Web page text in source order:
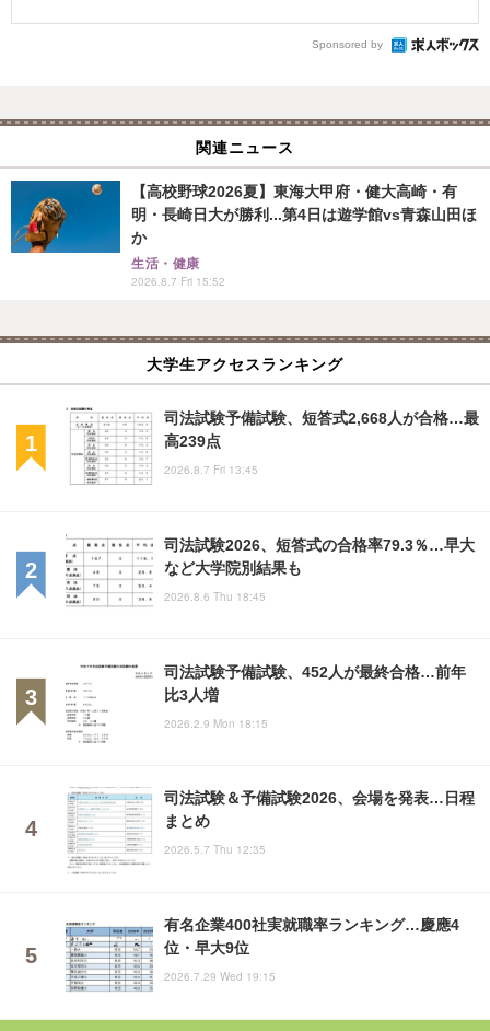
Sponsored by
関連ニュース
【高校野球2026夏】東海大甲府・健大高崎・有
明・長崎日大が勝利...第4日は遊学館vs青森山田ほ
か
生活・健康
2026.8.7 Fri 15:52
大学生アクセスランキング
司法試験予備試験、短答式2,668人が合格…最
高239点
2026.8.7 Fri 13:45
司法試験2026、短答式の合格率79.3％…早大
など大学院別結果も
2026.8.6 Thu 18:45
司法試験予備試験、452人が最終合格…前年
比3人増
2026.2.9 Mon 18:15
司法試験＆予備試験2026、会場を発表…日程
まとめ
2026.5.7 Thu 12:35
有名企業400社実就職率ランキング…慶應4
位・早大9位
2026.7.29 Wed 19:15